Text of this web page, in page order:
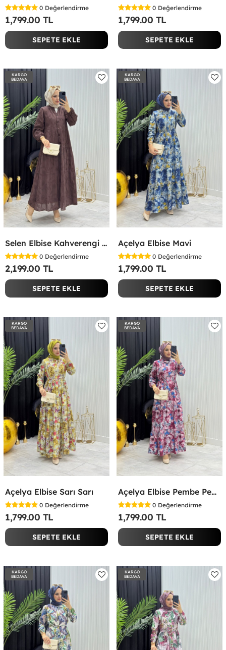
0 Değerlendirme
1,799.00 TL
SEPETE EKLE
0 Değerlendirme
1,799.00 TL
SEPETE EKLE
KARGO
BEDAVA
Selen Elbise Kahverengi Kahverengi
0 Değerlendirme
2,199.00 TL
SEPETE EKLE
KARGO
BEDAVA
Açelya Elbise Mavi
0 Değerlendirme
1,799.00 TL
SEPETE EKLE
KARGO
BEDAVA
Açelya Elbise Sarı Sarı
0 Değerlendirme
1,799.00 TL
SEPETE EKLE
KARGO
BEDAVA
Açelya Elbise Pembe Pembe
0 Değerlendirme
1,799.00 TL
SEPETE EKLE
KARGO
BEDAVA
KARGO
BEDAVA